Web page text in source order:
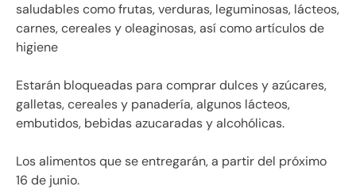
saludables como frutas, verduras, leguminosas, lácteos,
carnes, cereales y oleaginosas, así como artículos de
higiene
Estarán bloqueadas para comprar dulces y azúcares,
galletas, cereales y panadería, algunos lácteos,
embutidos, bebidas azucaradas y alcohólicas.
Los alimentos que se entregarán, a partir del próximo
16 de junio.